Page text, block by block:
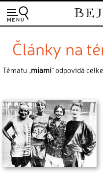
Články na
Tématu „miami“ odpovídá